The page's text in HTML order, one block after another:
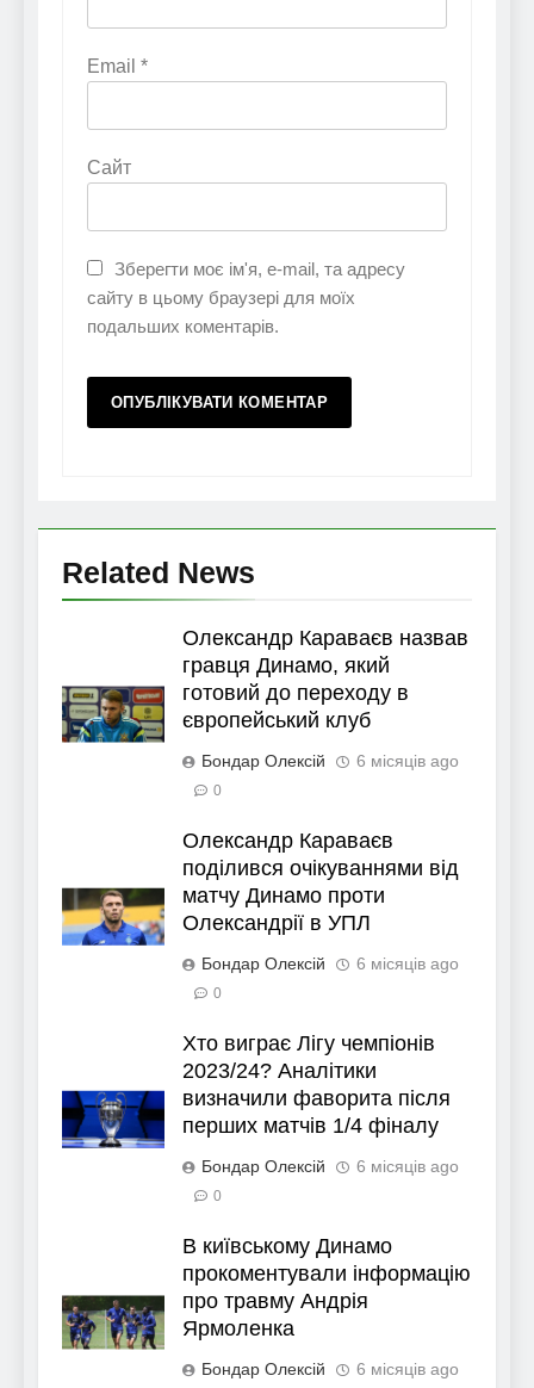
Email *
Сайт
Зберегти моє ім'я, e-mail, та адресу
сайту в цьому браузері для моїх
подальших коментарів.
Related News
Олександр Караваєв назвав
гравця Динамо, який
готовий до переходу в
європейський клуб
Бондар Олексій 6 місяців ago
0
Олександр Караваєв
поділився очікуваннями від
матчу Динамо проти
Олександрії в УПЛ
Бондар Олексій 6 місяців ago
0
Хто виграє Лігу чемпіонів
2023/24? Аналітики
визначили фаворита після
перших матчів 1/4 фіналу
Бондар Олексій 6 місяців ago
0
В київському Динамо
прокоментували інформацію
про травму Андрія
Ярмоленка
Бондар Олексій 6 місяців ago